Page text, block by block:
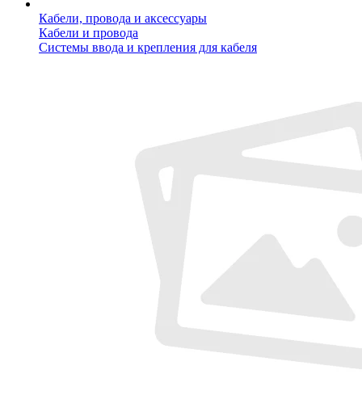
Кабели, провода и аксессуары
Кабели и провода
Системы ввода и крепления для кабеля